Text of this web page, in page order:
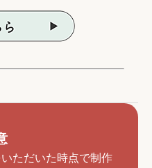
ただいた時点で制作